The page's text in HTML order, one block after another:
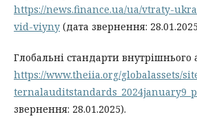
https://news.finance.ua/ua/vtraty-
vid-viyny (дата звернення:
Глобальні стандарти внутрішнього
https://www.theiia.org/globalassets/
звернення: 28.01.2025).